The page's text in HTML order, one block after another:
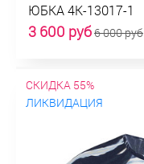
ЮБКА 4К-13017-1
3 600 руб6 000 руб
СКИДКА 55%
ЛИКВИДАЦИЯ